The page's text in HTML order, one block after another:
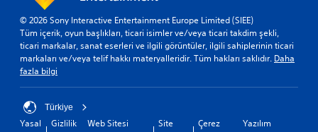
© 2026 Sony Interactive Entertainment Europe Limited (SIEE)
Tüm içerik, oyun başlıkları, ticari isimler ve/veya ticari takdim şekli,
ticari markalar, sanat eserleri ve ilgili görüntüler, ilgili sahiplerinin ticari
markaları ve/veya telif hakkı materyalleridir. Tüm hakları saklıdır. Daha
fazla bilgi
Türkiye
Yasal
Gizlilik
Web Sitesi
Site
Çerez
Yazılım